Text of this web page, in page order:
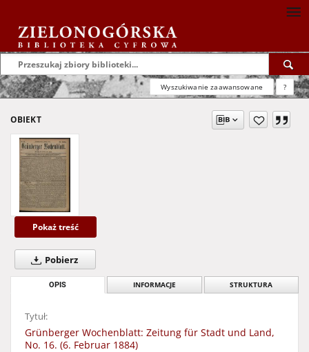
Wyszukiwanie zaawansowane ?
OBIEKT
Pokaż treść
Pobierz
OPIS INFORMACJE STRUKTURA
Tytuł:
Grünberger Wochenblatt: Zeitung für Stadt und Land,
No. 16. (6. Februar 1884)